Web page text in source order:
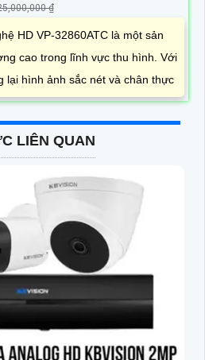
₫
HD VP-32860ATC là một sản
cao trong lĩnh vực thu hình. Với
lại hình ảnh sắc nét và chân thực
LIÊN QUAN